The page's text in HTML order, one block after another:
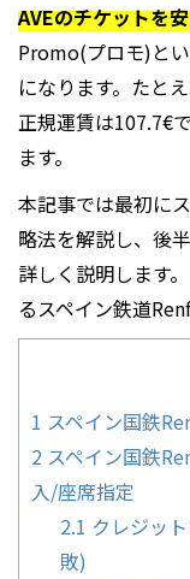
AVEのチケットを
Promo(プロモ)と
になります。たと
正規運賃は107.7€
ます。
本記事では最初に
略法を解説し、後
詳しく説明します
るスペイン鉄道
1 スペイン国鉄
2 スペイン国鉄
入/座席指定
2.1 クレジッ
敗)